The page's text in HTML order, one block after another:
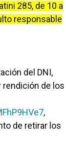
285, de 10 a
responsable
del DNI,
rendición de los
,
de retirar los